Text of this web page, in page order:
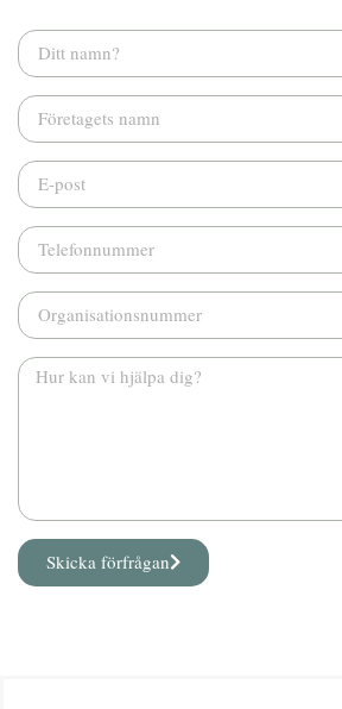
Skicka förfrågan